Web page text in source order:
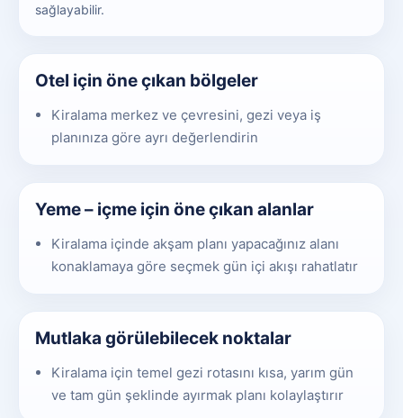
sağlayabilir.
Otel için öne çıkan bölgeler
Kiralama merkez ve çevresini, gezi veya iş
planınıza göre ayrı değerlendirin
Yeme – içme için öne çıkan alanlar
Kiralama içinde akşam planı yapacağınız alanı
konaklamaya göre seçmek gün içi akışı rahatlatır
Mutlaka görülebilecek noktalar
Kiralama için temel gezi rotasını kısa, yarım gün
ve tam gün şeklinde ayırmak planı kolaylaştırır